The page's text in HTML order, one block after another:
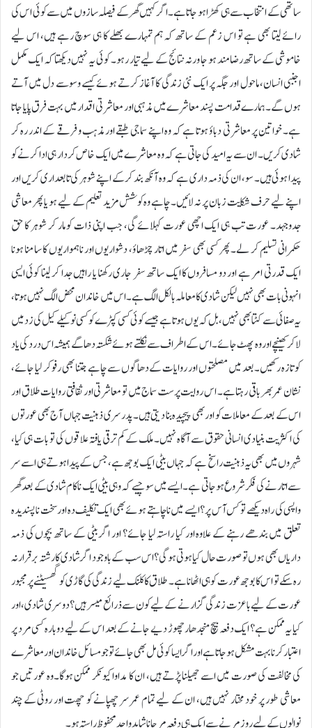
ساتھی کے انتخاب سے ہی کھڑا ہو جاتا ہے۔ اگر کہیں گھر کے فیصلہ سازوں میں سے کوئی اس کی
رائے لیتا بھی ہے تو اس زعم کے ساتھ کہ ہم تمہارے بھلے کا ہی سوچ رہے ہیں، اس لیے
خاموشی کے ساتھ رضامند ہو جا ورنہ نتائج کے لیے تیار رہو۔ کوئی یہ نہیں دیکھتا کہ ایک مکمل
اجنبی انسان، ماحول اور جگہ پر ایک نئی زندگی کا آغاز کرتے ہوئے کیسے وسوسے دل میں آتے
ہوں گے۔ہمارے قدامت پسند معاشرے میں مذہبی اور معاشرتی اقدار میں بہت فرق پایا جاتا
ہے۔ خواتین پر معاشرتی دباؤ ہوتا ہے کہ وہ اپنے سماجی طبقے اور مذہب و فرقے کے اندر رہ کر
شادی کریں۔ ان سے یہ امید کی جاتی ہے کہ وہ معاشرے میں ایک خاص کردار ہی ادا کرنے کو
پیدا ہوئی ہیں۔ سو، ان کی ذمہ داری ہے کہ وہ آنکھ بند کر کے اپنے شوہر کی تابعداری کریں اور
اپنے لیے حرف شکایت زبان پر نہ لائیں۔ چاہے وہ کوشش مزید تعلیم کے لیے ہو یا پھر معاشی
جدوجہد۔ عورت تب ہی ایک اچھی عورت کہلائے گی، جب اپنی ذات کو مار کر شوہر کا حق
حکمرانی تسلیم کر لے۔ پھر کسی بھی سفر میں اتار چڑھاؤ، دشواریوں اور نا ہمواریوں کا سامنا ہونا
ایک قدرتی امر ہے اور دو مسافروں کا ایک ساتھ سفر جاری رکھنا یا راہیں جدا کر لینا کوئی ایسی
انہونی بات بھی نہیں لیکن شادی کا معاملہ بالکل الگ ہے۔ اس میں خاندان محض الگ نہیں ہوتا،
یہ صفائی سے کٹتا بھی نہیں، بل کہ یوں ہوتا ہے جیسے کوئی کسی کپڑے کو کسی نوکیلے کیل کی زد میں
لا کر کھینچے اور وہ پھٹ جائے۔ اس کے اطراف سے نکلتے ہوئے شکستہ دھاگے ہمیشہ اس درد کی یاد
کو تازہ رکھیں۔ بعد میں مصلحتوں اور روایات کے دھاگوں سے چاہے جتنا بھی رفو کر لیا جائے،
نشان عمر بھر باقی رہتا ہے۔ اس روایت پرست سماج میں تو معاشرتی اور ثقافتی روایات طلاق اور
اس کے بعد کے معاملات کو اور بھی پیچیدہ بنا دیتی ہیں۔ پدر سری ذہنیت جہاں آج بھی عورتوں
کی اکثریت بنیادی انسانی حقوق سے آگاہ نہیں۔ ملک کے کم ترقی یافتہ علاقوں کی تو بات ہی کیا،
شہروں میں بھی یہ ذہنیت راسخ ہے کہ جہاں بیٹی ایک بوجھ ہے، جس کے پیدا ہوتے ہی اسے سر
سے اتارنے کی فکر شروع ہو جاتی ہے۔ ایسے میں سوچیے کہ وہی بیٹی ایک نا کام شادی کے بعد گھر
واپسی کی راہ دیکھے تو کس آس پر؟ ایسے میں نا چاہتے ہوئے بھی ایک تکلیف دہ اور سخت نا پسندیدہ
تعلق میں بندھے رہنے کے علاوہ اور کیا راستہ لیا جائے؟ اور اگر بیٹی کے ساتھ بچوں کی ذمہ
داریاں بھی ہوں تو صورت حال کیا ہوتی ہو گی؟اس سب کے با وجود اگر شادی کا رشتہ برقرار نہ
رہ سکے تو اس کا بوجھ عورت کو ہی اٹھانا ہے۔ طلاق کا کلنک لیے زندگی کی گاڑی کو گھسیٹنے پر مجبور
عورت کے لیے با عزت زندگی گزارنے کے لیے کون سے ذرائع میسر ہیں؟ دوسری شادی، اور
کیا یہ ممکن ہے؟ ایک دفعہ بیچ منجدھار چھوڑ دیے جانے کے بعد اس کے لیے دوبارہ کسی مرد پر
اعتبار کرنا بہت مشکل ہو جاتا ہے اور اگر ایسا کوئی مل بھی جائے تو جو مسائل خاندان اور معاشرے
کی مخالفت کی صورت میں اسے جھیلنا پڑتے ہیں، ان کا مداوا کیونکر ممکن ہوگا۔وہ عورتیں جو
معاشی طور پر خود مختار نہیں ہیں، ان کے لیے تمام عمر سر چھپانے کو چھت اور روٹی کے چند
نوالوں کے لیے روز مرنے سے ایک ہی دفعہ مر جانا شاید واحد محفوظ راستہ ہو۔